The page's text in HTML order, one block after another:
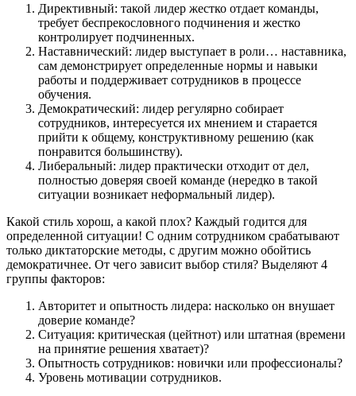
Директивный: такой лидер жестко отдает команды,
требует беспрекословного подчинения и жестко
контролирует подчиненных.
Наставнический: лидер выступает в роли… наставника,
сам демонстрирует определенные нормы и навыки
работы и поддерживает сотрудников в процессе
обучения.
Демократический: лидер регулярно собирает
сотрудников, интересуется их мнением и старается
прийти к общему, конструктивному решению (как
понравится большинству).
Либеральный: лидер практически отходит от дел,
полностью доверяя своей команде (нередко в такой
ситуации возникает неформальный лидер).
Какой стиль хорош, а какой плох? Каждый годится для
определенной ситуации! С одним сотрудником срабатывают
только диктаторские методы, с другим можно обойтись
демократичнее. От чего зависит выбор стиля? Выделяют 4
группы факторов:
Авторитет и опытность лидера: насколько он внушает
доверие команде?
Ситуация: критическая (цейтнот) или штатная (времени
на принятие решения хватает)?
Опытность сотрудников: новички или профессионалы?
Уровень мотивации сотрудников.